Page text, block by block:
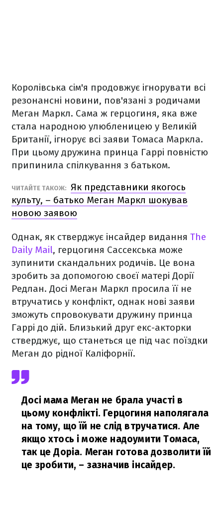
Королівська сім'я продовжує ігнорувати всі
резонансні новини, пов'язані з родичами
Меган Маркл. Сама ж герцогиня, яка вже
стала народною улюбленицею у Великій
Британії, ігнорує всі заяви Томаса Маркла.
При цьому дружина принца Гаррі повністю
припинила спілкування з батьком.
ЧИТАЙТЕ ТАКОЖ: Як представники якогось
культу, – батько Меган Маркл шокував
новою заявою
Однак, як стверджує інсайдер видання The
Daily Mail, герцогиня Сассекська може
зупинити скандальних родичів. Це вона
зробить за допомогою своєї матері Дорії
Редлан. Досі Меган Маркл просила її не
втручатись у конфлікт, однак нові заяви
зможуть спровокувати дружину принца
Гаррі до дій. Близький друг екс-акторки
стверджує, що станеться це під час поїздки
Меган до рідної Каліфорнії.
Досі мама Меган не брала участі в
цьому конфлікті. Герцогиня наполягала
на тому, що їй не слід втручатися. Але
якщо хтось і може надоумити Томаса,
так це Доріа. Меган готова дозволити їй
це зробити, – зазначив інсайдер.